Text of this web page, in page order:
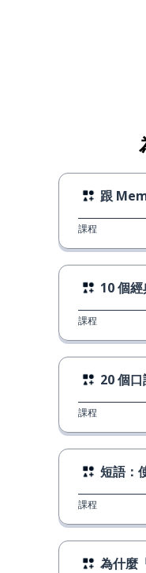
跟
課程
10 個
課程
20 個
課程
短語：
課程
為什麼